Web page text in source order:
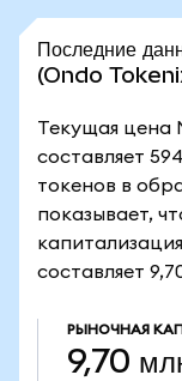
Последние
(Ondo
Текущая цена
составляет
токенов в
показывает,
составляет
РЫНОЧНАЯ
9,70